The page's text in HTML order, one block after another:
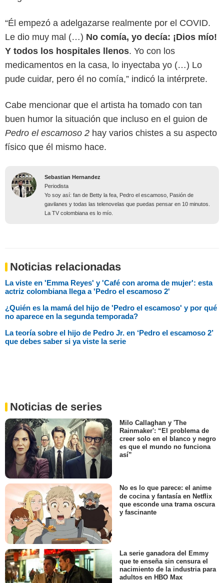
“Él empezó a adelgazarse realmente por el COVID.
Le dio muy mal (…) No comía, yo decía: ¡Dios mío!
Y todos los hospitales llenos. Yo con los
medicamentos en la casa, lo inyectaba yo (…) Lo
pude cuidar, pero él no comía,” indicó la intérprete.
Cabe mencionar que el artista ha tomado con tan
buen humor la situación que incluso en el guion de
Pedro el escamoso 2 hay varios chistes a su aspecto
físico que él mismo hace.
Sebastian Hernandez
Periodista
Yo soy así: fan de Betty la fea, Pedro el escamoso, Pasión de
gavilanes y todas las telenovelas que puedas pensar en 10 minutos.
La TV colombiana es lo mío.
Noticias relacionadas
La viste en 'Emma Reyes' y 'Café con aroma de mujer': esta
actriz colombiana llega a 'Pedro el escamoso 2'
¿Quién es la mamá del hijo de 'Pedro el escamoso' y por qué
no aparece en la segunda temporada?
La teoría sobre el hijo de Pedro Jr. en ‘Pedro el escamoso 2’
que debes saber si ya viste la serie
Noticias de series
Milo Callaghan y 'The
Rainmaker': “El problema de
creer solo en el blanco y negro
es que el mundo no funciona
así”
No es lo que parece: el anime
de cocina y fantasía en Netflix
que esconde una trama oscura
y fascinante
La serie ganadora del Emmy
que te enseña sin censura el
nacimiento de la industria para
adultos en HBO Max